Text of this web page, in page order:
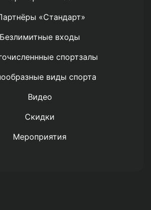
«Стандарт»
Безлимитные входы
спортзалы
виды спорта
Видео
Скидки
Мероприятия